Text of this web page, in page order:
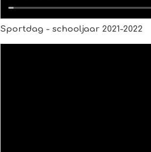
Sportdag - schooljaar 2021-2022